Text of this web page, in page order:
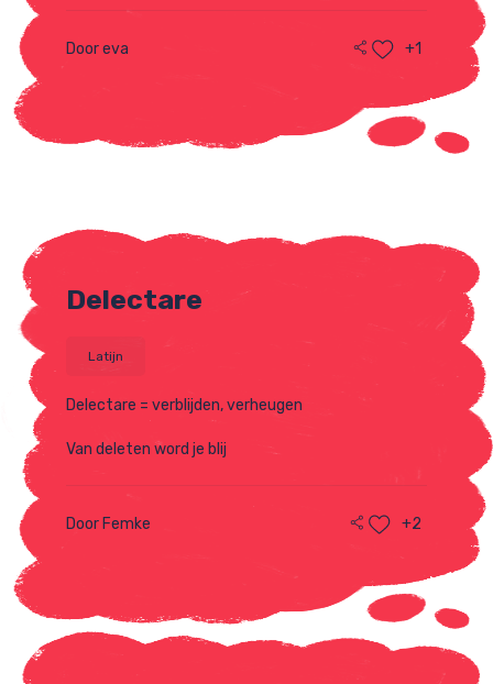
Door eva +1
Delectare
Latijn
Delectare = verblijden, verheugen
Van deleten word je blij
Door Femke +2